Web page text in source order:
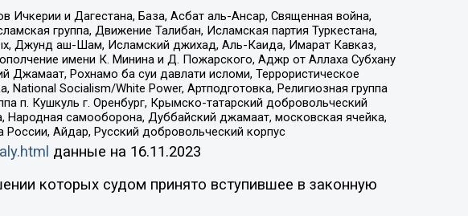
и Дагестана, База, Асбат аль-Ансар, Священная война,
группа, Движение Талибан, Исламская партия Туркестана,
Джунд аш-Шам, Исламский джихад, Аль-Каида, Имарат Кавказ,
имени К. Минина и Д. Пожарского, Аджр от Аллаха Субхану
Рохнамо ба суи давлати исломи, Террористическое
Socialism/White Power, Артподготовка, Религиозная группа
п. Кушкуль г. Оренбург, Крымско-татарский добровольческий
самооборона, Дуббайский джамаат, московская ячейка,
Айдар, Русский добровольческий корпус
данные на 16.11.2023
которых судом принято вступившее в законную